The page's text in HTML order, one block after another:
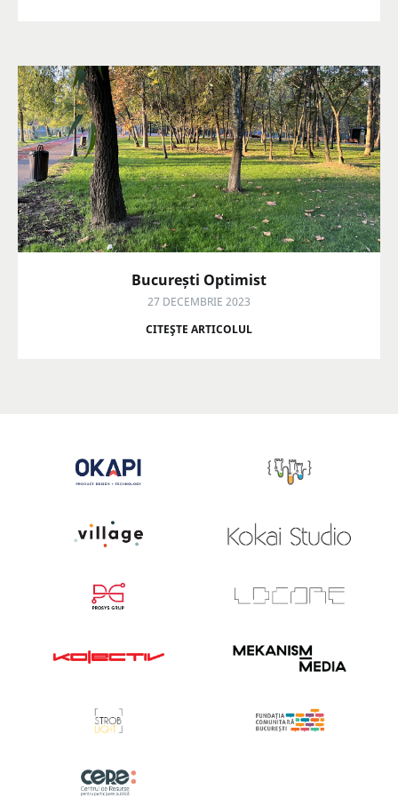
București Optimist
27 DECEMBRIE 2023
CITEŞTE ARTICOLUL